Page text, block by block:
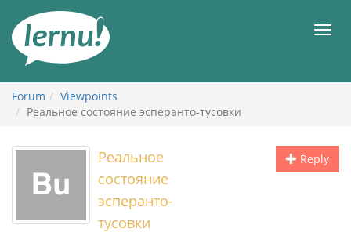
the
content
Forum
Viewpoints
Реальное состояние эсперанто-тусовки
Reply
Реальное
состояние
эсперанто-
тусовки